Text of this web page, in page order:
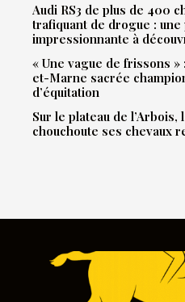
Audi RS3 de plus de 400
trafiquant de drogue : une
impressionnante à
« Une vague de frissons
et-Marne sacrée
d’équitation
Sur le plateau de
chouchoute ses chevaux